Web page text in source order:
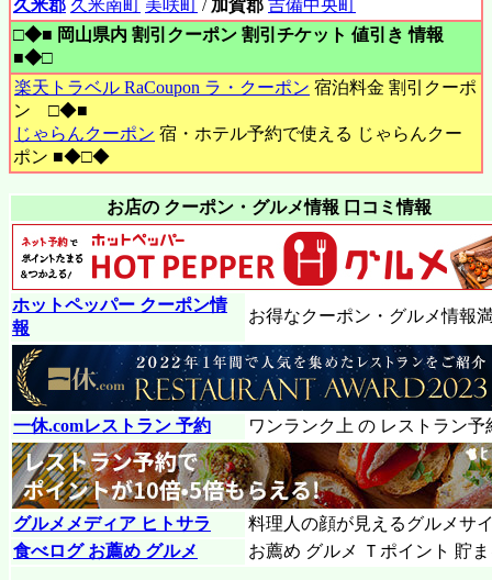
久米郡 久米南町 美咲町 / 加賀郡 吉備中央町
□◆■ 岡山県内 割引クーポン 割引チケット 値引き 情報
■◆□
楽天トラベル RaCoupon ラ・クーポン 宿泊料金 割引クーポ
ン □◆■
じゃらんクーポン 宿・ホテル予約で使える じゃらんクー
ポン ■◆□◆
お店の クーポン・グルメ情報 口コミ情報
ホットペッパー クーポン情
報
お得なクーポン・グルメ情報
一休.comレストラン 予約 ワンランク上 の レストラン予
グルメメディア ヒトサラ
料理人の顔が見えるグルメサ
食べログ お薦め グルメ
お薦め グルメ Ｔポイント 貯